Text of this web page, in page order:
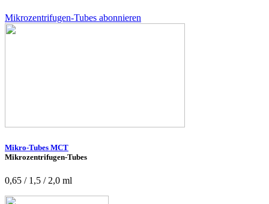
Mikrozentrifugen-Tubes abonnieren
Mikro-Tubes MCT
Mikrozentrifugen-Tubes
0,65 / 1,5 / 2,0 ml